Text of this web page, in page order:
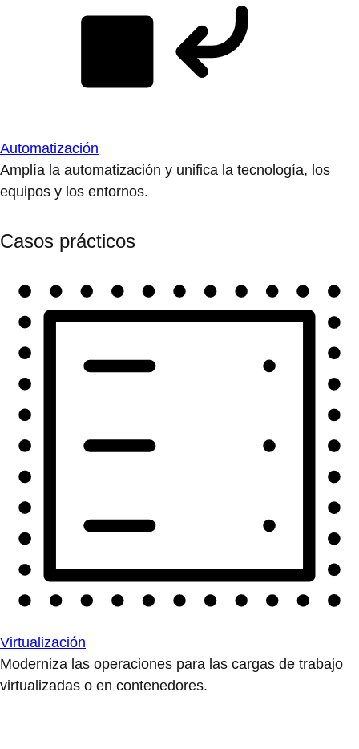
Automatización
Amplía la automatización y unifica la tecnología, los
equipos y los entornos.
Casos prácticos
Virtualización
Moderniza las operaciones para las cargas de trabajo
virtualizadas o en contenedores.